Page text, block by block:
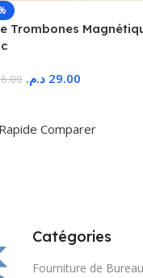
Trombones
29.00 د.م.
Comparer
Catégories
Fourniture de Bureau